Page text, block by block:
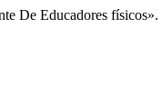
De Educadores físicos».